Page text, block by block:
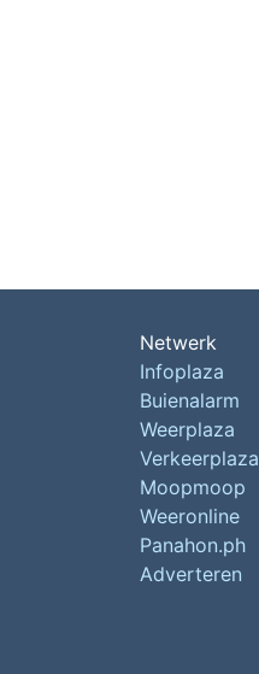
Netwerk
Infoplaza
Buienalarm
Weerplaza
Verkeerplaza
Moopmoop
Weeronline
Panahon.ph
Adverteren